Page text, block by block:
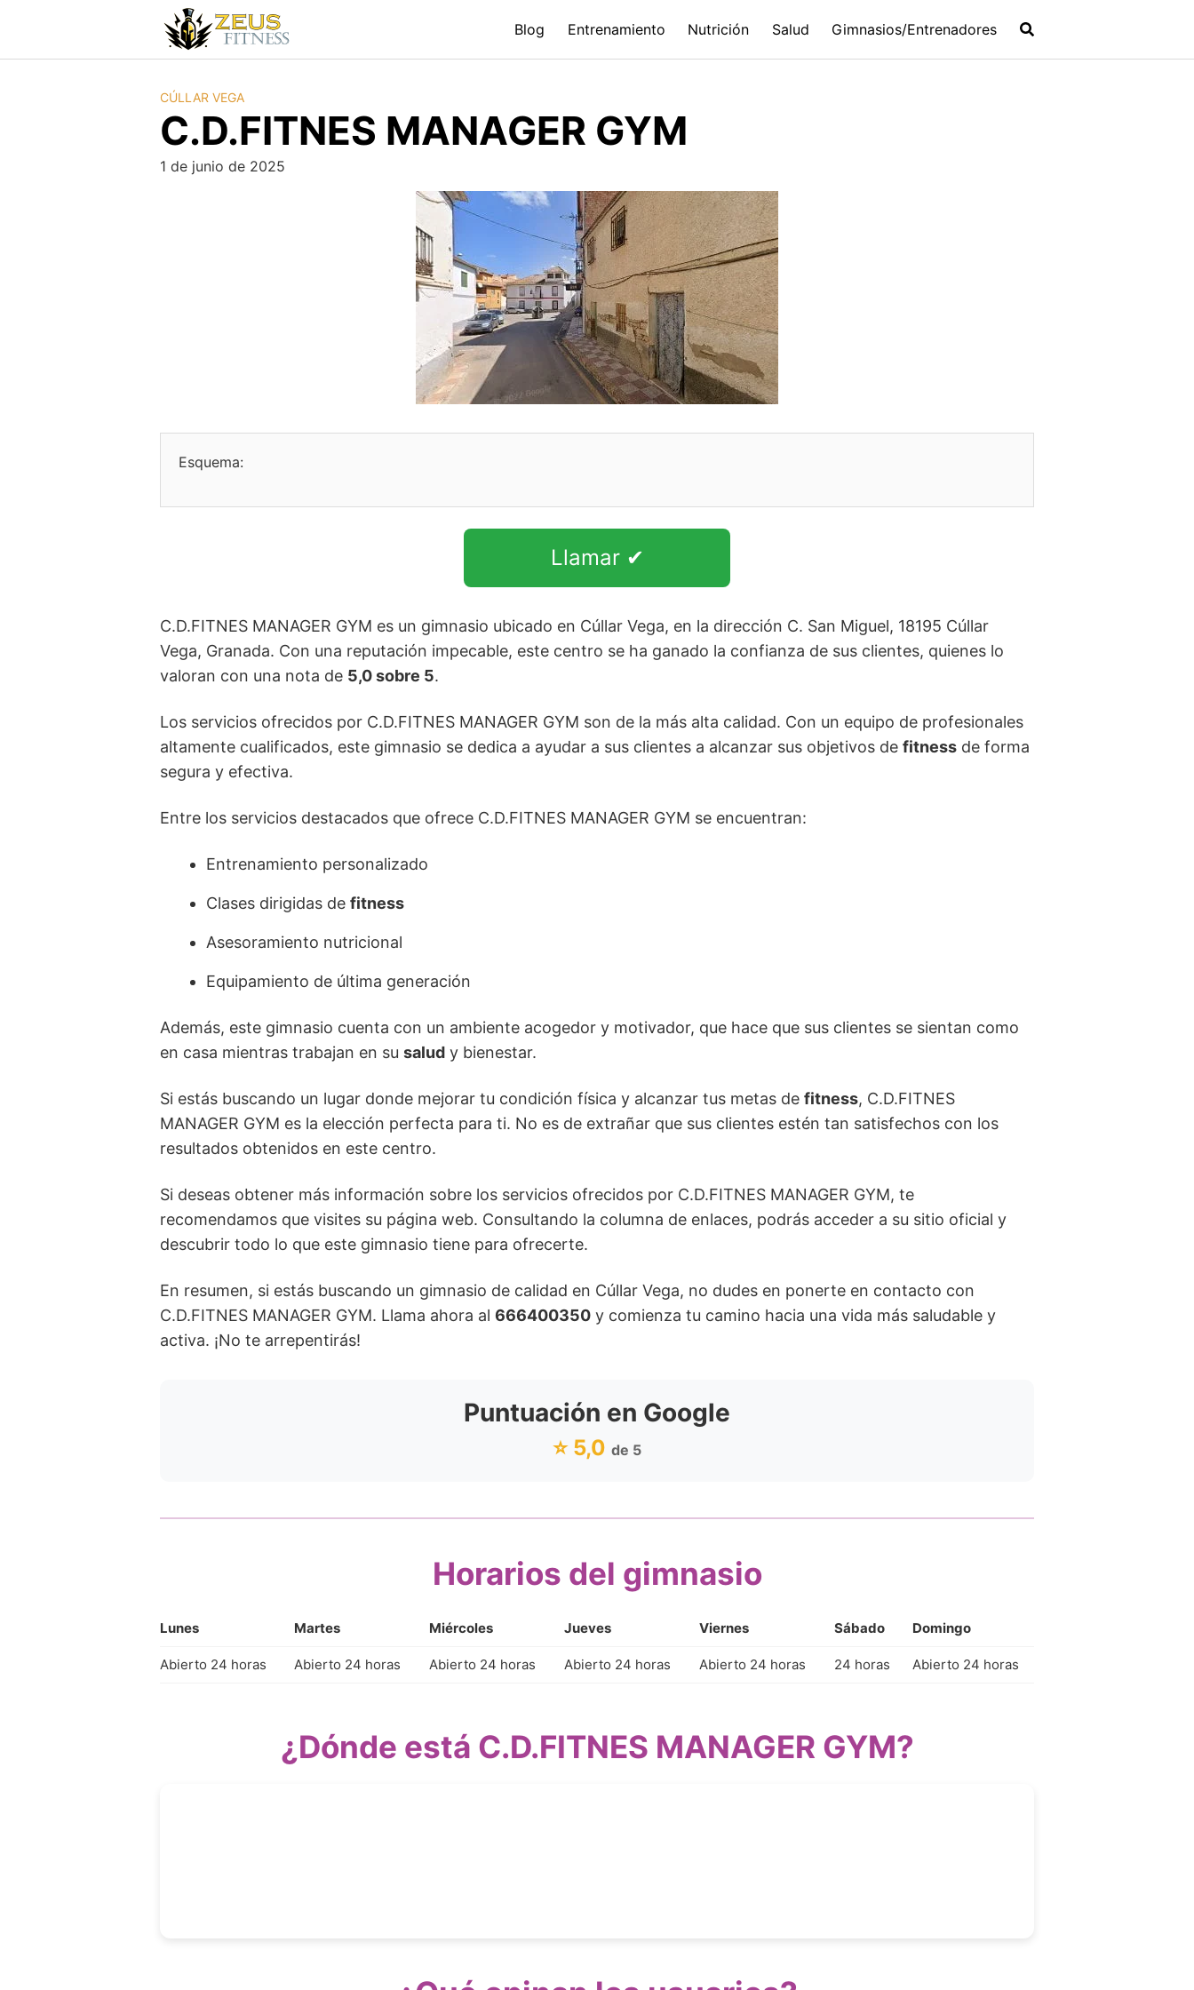
Blog Entrenamiento Nutrición Salud Gimnasios/Entrenadores
CÚLLAR VEGA
C.D.FITNES MANAGER GYM
1 de junio de 2025
Esquema:
Llamar ✔
C.D.FITNES MANAGER GYM es un gimnasio ubicado en Cúllar Vega, en la dirección C. San Miguel, 18195 Cúllar
Vega, Granada. Con una reputación impecable, este centro se ha ganado la confianza de sus clientes, quienes lo
valoran con una nota de 5,0 sobre 5.
Los servicios ofrecidos por C.D.FITNES MANAGER GYM son de la más alta calidad. Con un equipo de profesionales
altamente cualificados, este gimnasio se dedica a ayudar a sus clientes a alcanzar sus objetivos de fitness de forma
segura y efectiva.
Entre los servicios destacados que ofrece C.D.FITNES MANAGER GYM se encuentran:
Entrenamiento personalizado
Clases dirigidas de fitness
Asesoramiento nutricional
Equipamiento de última generación
Además, este gimnasio cuenta con un ambiente acogedor y motivador, que hace que sus clientes se sientan como
en casa mientras trabajan en su salud y bienestar.
Si estás buscando un lugar donde mejorar tu condición física y alcanzar tus metas de fitness, C.D.FITNES
MANAGER GYM es la elección perfecta para ti. No es de extrañar que sus clientes estén tan satisfechos con los
resultados obtenidos en este centro.
Si deseas obtener más información sobre los servicios ofrecidos por C.D.FITNES MANAGER GYM, te
recomendamos que visites su página web. Consultando la columna de enlaces, podrás acceder a su sitio oficial y
descubrir todo lo que este gimnasio tiene para ofrecerte.
En resumen, si estás buscando un gimnasio de calidad en Cúllar Vega, no dudes en ponerte en contacto con
C.D.FITNES MANAGER GYM. Llama ahora al 666400350 y comienza tu camino hacia una vida más saludable y
activa. ¡No te arrepentirás!
Puntuación en Google
⭐ 5,0 de 5
Horarios del gimnasio
Lunes Martes Miércoles Jueves Viernes Sábado Domingo
Abierto 24 horas Abierto 24 horas Abierto 24 horas Abierto 24 horas Abierto 24 horas 24 horas Abierto 24 horas
¿Dónde está C.D.FITNES MANAGER GYM?